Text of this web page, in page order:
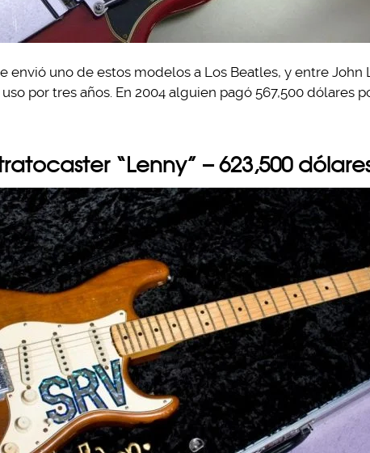
envió uno de estos modelos a Los Beatles, y entre John
por tres años. En 2004 alguien pagó 567,500 dólares
“Lenny” – 623,500